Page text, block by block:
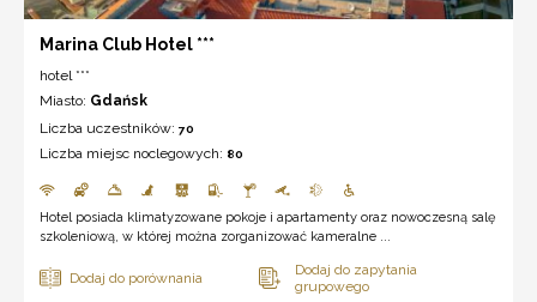
Marina Club Hotel ***
hotel ***
Miasto: Gdańsk
Liczba uczestników: 70
Liczba miejsc noclegowych: 80
Hotel posiada klimatyzowane pokoje i apartamenty oraz nowoczesną salę
szkoleniową, w której można zorganizować kameralne ...